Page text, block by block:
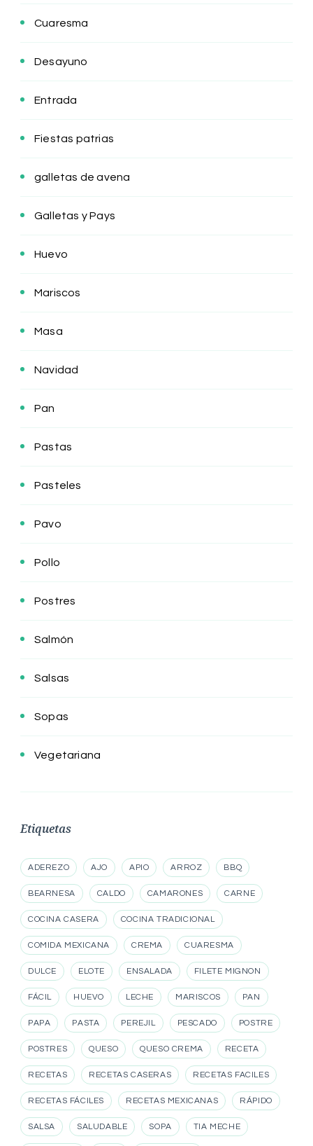
Cuaresma
Desayuno
Entrada
Fiestas patrias
galletas de avena
Galletas y Pays
Huevo
Mariscos
Masa
Navidad
Pan
Pastas
Pasteles
Pavo
Pollo
Postres
Salmón
Salsas
Sopas
Vegetariana
Etiquetas
ADEREZO AJO APIO ARROZ BBQ
BEARNESA CALDO CAMARONES CARNE
COCINA CASERA COCINA TRADICIONAL
COMIDA MEXICANA CREMA CUARESMA
DULCE ELOTE ENSALADA FILETE MIGNON
FÁCIL HUEVO LECHE MARISCOS PAN
PAPA PASTA PEREJIL PESCADO POSTRE
POSTRES QUESO QUESO CREMA RECETA
RECETAS RECETAS CASERAS RECETAS FACILES
RECETAS FÁCILES RECETAS MEXICANAS RÁPIDO
SALSA SALUDABLE SOPA TIA MECHE